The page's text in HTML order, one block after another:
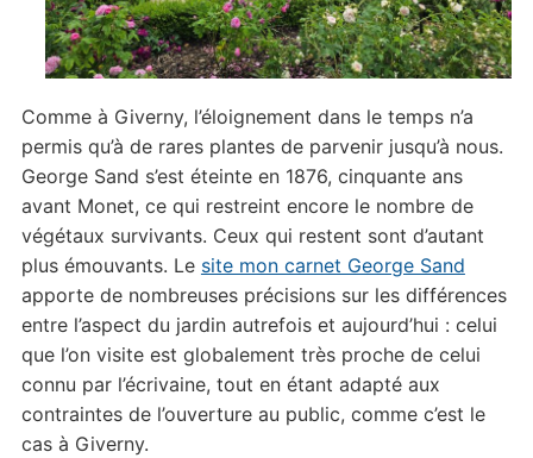
Comme à Giverny, l’éloignement dans le temps n’a
permis qu’à de rares plantes de parvenir jusqu’à nous.
George Sand s’est éteinte en 1876, cinquante ans
avant Monet, ce qui restreint encore le nombre de
végétaux survivants. Ceux qui restent sont d’autant
plus émouvants. Le site mon carnet George Sand
apporte de nombreuses précisions sur les différences
entre l’aspect du jardin autrefois et aujourd’hui : celui
que l’on visite est globalement très proche de celui
connu par l’écrivaine, tout en étant adapté aux
contraintes de l’ouverture au public, comme c’est le
cas à Giverny.